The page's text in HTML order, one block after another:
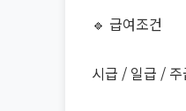
🔹 급여조건
시급 / 일급 /